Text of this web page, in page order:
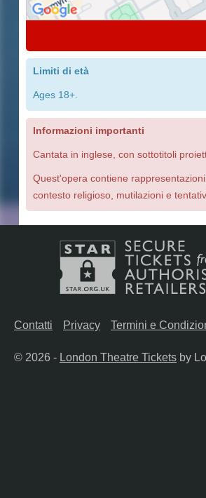
Limiti di età
Ages 18+.
Informazioni importanti
Cantata in inglese, con sottotitoli
Quest'opera contiene
contesto religioso, mutilazioni e
Contatti Privacy Termini e
© 2026 - London Theatre Tickets by